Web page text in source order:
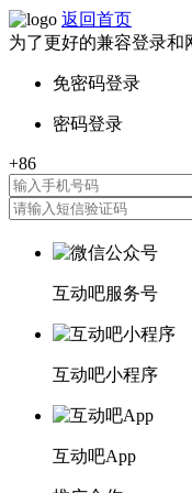
返回首页
为了更好的兼容登录和
互动吧服务号
互动吧小程序
互动吧App